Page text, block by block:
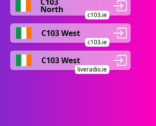
North
c103.ie
C103 West
c103.ie
C103 West
liveradio.ie